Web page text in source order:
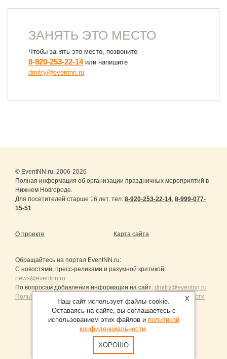
ЗАНЯТЬ ЭТО МЕСТО
Чтобы занять это место, позвоните
8-920-253-22-14или напишите
dmitry@eventnn.ru
© EventNN.ru, 2006-2026
Полная информация об организации праздничных мероприятий в
Нижнем Новгороде.
Для посетителей старше 16 лет. тел. 8-920-253-22-14, 8-999-077-
15-51
О проекте Карта сайта
Обращайтесь на портал EventNN.ru:
С новостями, пресс-релизами и разумной критикой:
news@eventnn.ru
По вопросам добавления информации на сайт: dmitry@eventnn.ru
Пользовательское Соглашение и политика конфиденциальности
Продвижение сайтов Санкт-Петербург
X
Наш сайт использует файлы cookie.
Оставаясь на сайте, вы соглашаетесь с
использованием этих файлов и политикой
конфиденциальности.
ХОРОШО